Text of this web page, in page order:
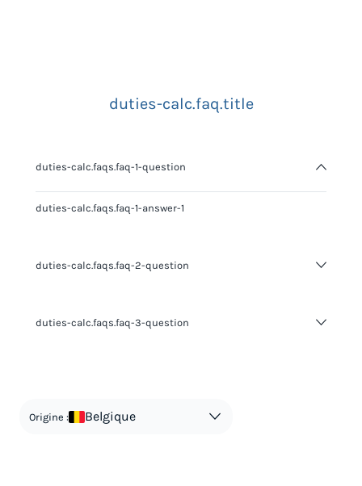
duties-calc.faq.title
duties-calc.faqs.faq-1-question
duties-calc.faqs.faq-1-answer-1
duties-calc.faqs.faq-2-question
duties-calc.faqs.faq-3-question
Origine : Belgique